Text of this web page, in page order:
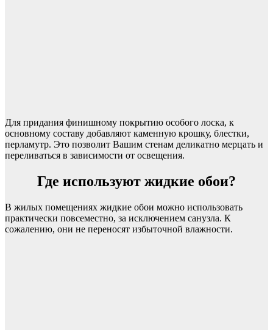
Для придания финишному покрытию особого лоска, к
основному составу добавляют каменную крошку, блестки,
перламутр. Это позволит Вашим стенам деликатно мерцать и
переливаться в зависимости от освещения.
Где используют жидкие обои?
В жилых помещениях жидкие обои можно использовать
практически повсеместно, за исключением санузла. К
сожалению, они не переносят избыточной влажности.